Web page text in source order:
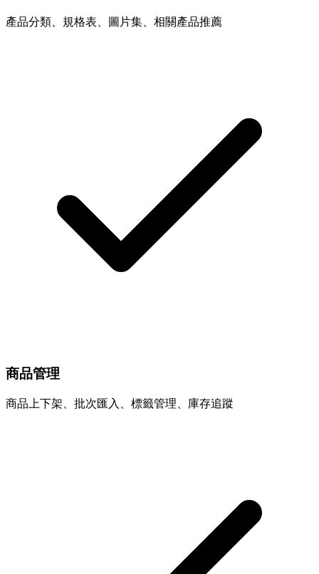
產品分類、規格表、圖片集、相關產品推薦
商品管理
商品上下架、批次匯入、標籤管理、庫存追蹤